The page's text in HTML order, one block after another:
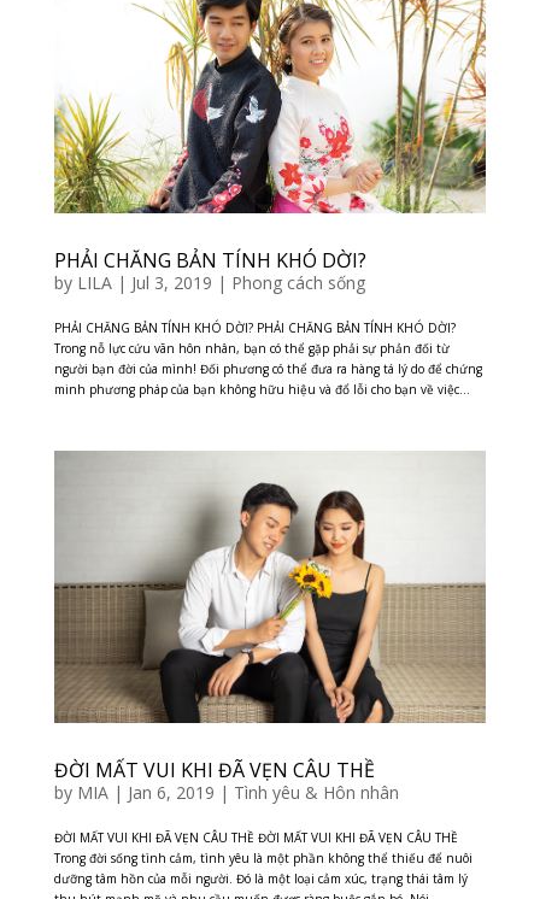
PHẢI CHĂNG BẢN TÍNH KHÓ DỜI?
by LILA| Jul 3, 2019 | Phong cách sống
PHẢI CHĂNG BẢN TÍNH KHÓ DỜI? PHẢI CHĂNG BẢN TÍNH KHÓ DỜI?
Trong nỗ lực cứu vãn hôn nhân, bạn có thể gặp phải sự phản đối từ
người bạn đời của mình! Đối phương có thể đưa ra hàng tá lý do để chứng
minh phương pháp của bạn không hữu hiệu và đổ lỗi cho bạn về việc...
ĐỜI MẤT VUI KHI ĐÃ VẸN CÂU THỀ
by MIA| Jan 6, 2019 | Tình yêu & Hôn nhân
ĐỜI MẤT VUI KHI ĐÃ VẸN CÂU THỀ ĐỜI MẤT VUI KHI ĐÃ VẸN CÂU THỀ
Trong đời sống tình cảm, tình yêu là một phần không thể thiếu để nuôi
dưỡng tâm hồn của mỗi người. Đó là một loại cảm xúc, trạng thái tâm lý